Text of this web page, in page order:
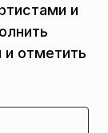
и
и отметить